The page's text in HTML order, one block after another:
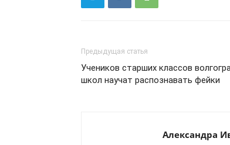
Предыдущая статья
Учеников старших классов
школ научат распознавать фейки
Александра